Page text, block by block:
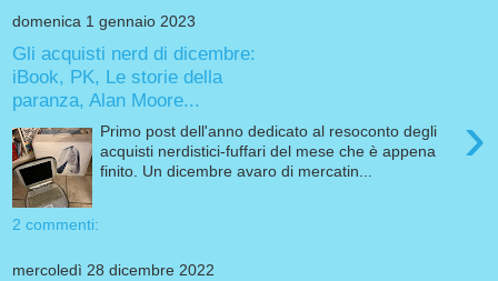
domenica 1 gennaio 2023
Gli acquisti nerd di dicembre:
iBook, PK, Le storie della
paranza, Alan Moore...
›
Primo post dell'anno dedicato al resoconto degli
acquisti nerdistici-fuffari del mese che è appena
finito. Un dicembre avaro di mercatin...
2 commenti:
mercoledì 28 dicembre 2022